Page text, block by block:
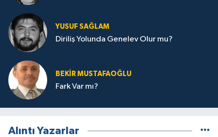
YUSUF SAĞLAM
Diriliş Yolunda Genelev Olur mu?
BEKIR MUSTAFAOĞLU
Fark Var mı?
Alıntı Yazarlar